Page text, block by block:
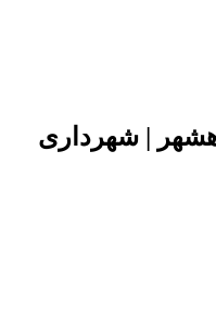
| شهرداری